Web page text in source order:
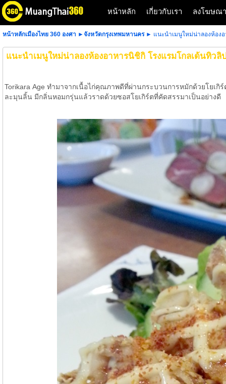
หน้าหลัก เกี่ยวกับเรา ลงโฆษณา
หน้าหลักเมืองไทย 360 องศา ►จังหวัดกรุงเทพมหานคร ► แนะนำเมนูใหม่น่าลองห้อง
แนะนำเมนูใหม่น่าลองห้องอาหารนิชิกิ โรงแรมโกลเด้นทิวลิ
Torikara Age ทำมาจากเนื้อไก่คุณภาพดีที่ผ่านกระบวนการหมักด้วยโยเ
ละมุนลิ้น มีกลิ่นหอมกรุ่นแล้วราดด้วยซอสโยเกิร์ตที่คัดสรรมาเป็นอย่างดี